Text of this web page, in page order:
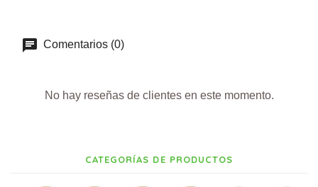
Comentarios (0)
No hay reseñas de clientes en este momento.
CATEGORÍAS DE PRODUCTOS